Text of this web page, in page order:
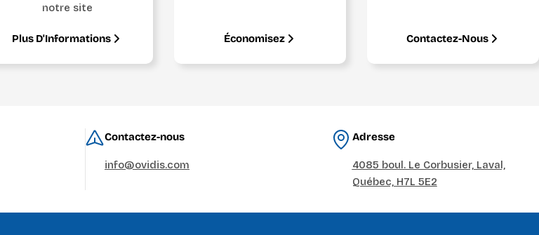
notre site
Plus D'Informations Économisez Contactez-Nous
Contactez-nous
info@ovidis.com
Adresse
4085 boul. Le Corbusier, Laval,
Québec, H7L 5E2